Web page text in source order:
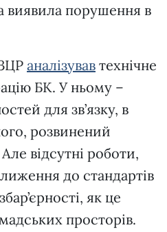
виявила порушення в
аналізував технічне
БК. У ньому –
для зв’язку, в
розвинений
відсутні роботи,
до стандартів
як це
просторів.